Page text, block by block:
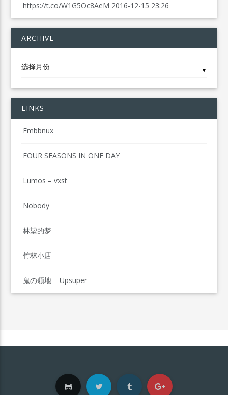
https://t.co/W1G5Oc8AeM 2016-12-15 23:26
ARCHIVE
Archive
▼
LINKS
Embbnux
FOUR SEASONS IN ONE DAY
Lumos – vxst
Nobody
林堃的梦
竹林小店
鬼の领地 – Upsuper